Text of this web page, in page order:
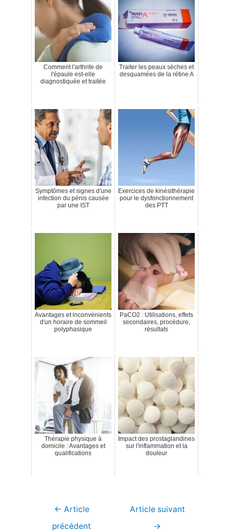
Comment l'arthrite de
l'épaule est-elle
diagnostiquée et traitée
Traiter les peaux sèches et
desquamées de la rétine A
Symptômes et signes d'une
infection du pénis causée
par une IST
Exercices de kinésithérapie
pour le dysfonctionnement
des PTT
Avantages et inconvénients
d'un horaire de sommeil
polyphasique
PaCO2 : Utilisations, effets
secondaires, procédure,
résultats
Thérapie physique à
domicile : Avantages et
qualifications
Impact des prostaglandines
sur l'inflammation et la
douleur
Navigation
← Article
précédent
Article suivant
→